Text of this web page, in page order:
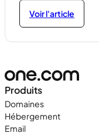
Voir l'article
Produits
Domaines
Hébergement
Email